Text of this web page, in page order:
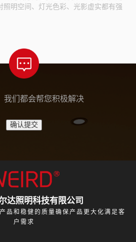
照明空间、灯光色彩、光影虚实都有强
我们都会帮您积极解决
达照明科技有限公司
品和稳健的质量确保产品更大化满足客
户需求